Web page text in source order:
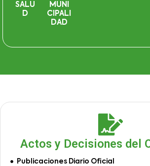
SALU
D
MUNI
CIPALI
DAD
Actos y Decisiones del
Publicaciones Diario Oficial